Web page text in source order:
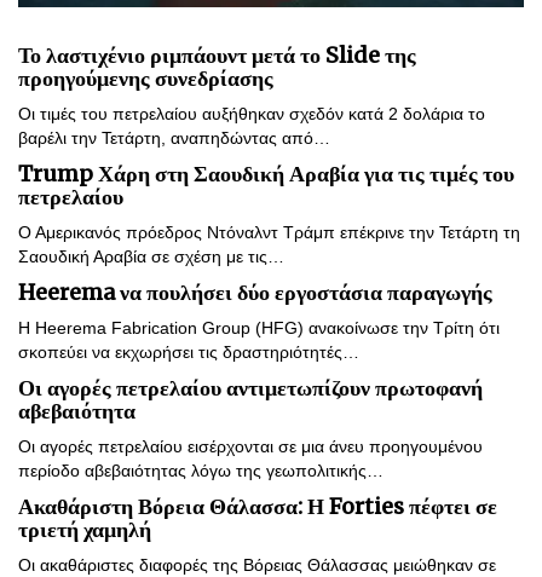
Το λαστιχένιο ριμπάουντ μετά το Slide της
προηγούμενης συνεδρίασης
Οι τιμές του πετρελαίου αυξήθηκαν σχεδόν κατά 2 δολάρια το
βαρέλι την Τετάρτη, αναπηδώντας από…
Trump Χάρη στη Σαουδική Αραβία για τις τιμές του
πετρελαίου
Ο Αμερικανός πρόεδρος Ντόναλντ Τράμπ επέκρινε την Τετάρτη τη
Σαουδική Αραβία σε σχέση με τις…
Heerema να πουλήσει δύο εργοστάσια παραγωγής
Η Heerema Fabrication Group (HFG) ανακοίνωσε την Τρίτη ότι
σκοπεύει να εκχωρήσει τις δραστηριότητές…
Οι αγορές πετρελαίου αντιμετωπίζουν πρωτοφανή
αβεβαιότητα
Οι αγορές πετρελαίου εισέρχονται σε μια άνευ προηγουμένου
περίοδο αβεβαιότητας λόγω της γεωπολιτικής…
Ακαθάριστη Βόρεια Θάλασσα: Η Forties πέφτει σε
τριετή χαμηλή
Οι ακαθάριστες διαφορές της Βόρειας Θάλασσας μειώθηκαν σε